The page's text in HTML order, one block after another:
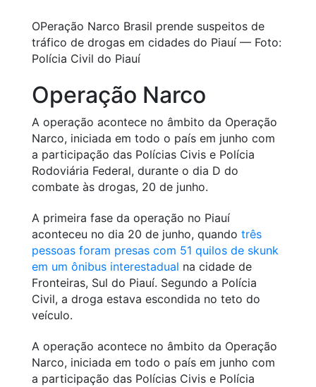
OPeração Narco Brasil prende suspeitos de
tráfico de drogas em cidades do Piauí — Foto:
Polícia Civil do Piauí
Operação Narco
A operação acontece no âmbito da Operação
Narco, iniciada em todo o país em junho com
a participação das Polícias Civis e Polícia
Rodoviária Federal, durante o dia D do
combate às drogas, 20 de junho.
A primeira fase da operação no Piauí
aconteceu no dia 20 de junho, quando três
pessoas foram presas com 51 quilos de skunk
em um ônibus interestadual na cidade de
Fronteiras, Sul do Piauí. Segundo a Polícia
Civil, a droga estava escondida no teto do
veículo.
A operação acontece no âmbito da Operação
Narco, iniciada em todo o país em junho com
a participação das Polícias Civis e Polícia